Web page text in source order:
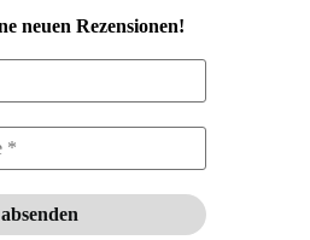
neuen Rezensionen!